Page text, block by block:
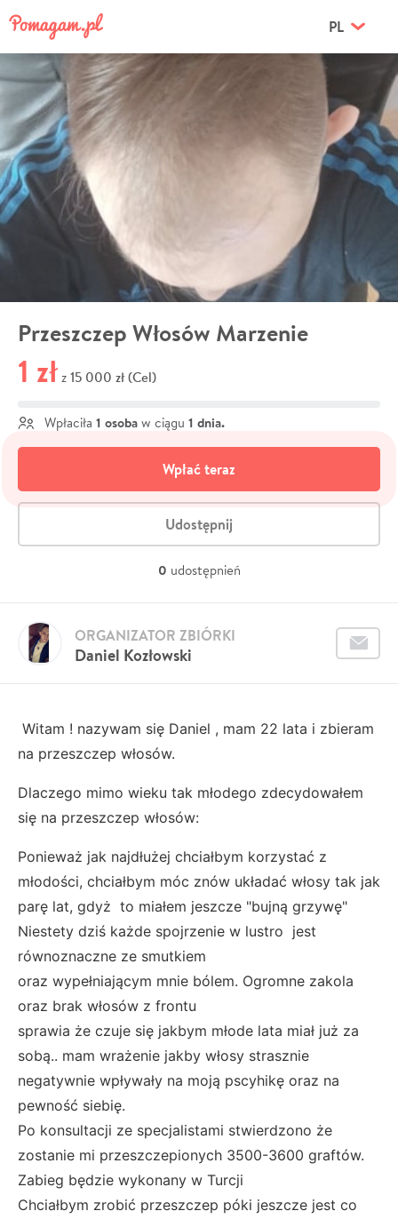
PL
Przeszczep Włosów Marzenie
1 zł z 15 000 zł (Cel)
Wpłaciła 1 osoba w ciągu 1 dnia.
Wpłać teraz
Udostępnij
0 udostępnień
Daniel Kozłowski
ORGANIZATOR ZBIÓRKI
Witam ! nazywam się Daniel , mam 22 lata i zbieram
na przeszczep włosów.
Dlaczego mimo wieku tak młodego zdecydowałem
się na przeszczep włosów:
Ponieważ jak najdłużej chciałbym korzystać z
młodości, chciałbym móc znów układać włosy tak jak
parę lat, gdyż to miałem jeszcze "bujną grzywę"
Niestety dziś każde spojrzenie w lustro jest
równoznaczne ze smutkiem
oraz wypełniającym mnie bólem. Ogromne zakola
oraz brak włosów z frontu
sprawia że czuje się jakbym młode lata miał już za
sobą.. mam wrażenie jakby włosy strasznie
negatywnie wpływały na moją pscyhikę oraz na
pewność siebię.
Po konsultacji ze specjalistami stwierdzono że
zostanie mi przeszczepionych 3500-3600 graftów.
Zabieg będzie wykonany w Turcji
Chciałbym zrobić przeszczep póki jeszcze jest co